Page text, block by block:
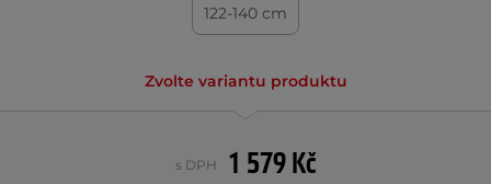
122-140 cm
Zvolte variantu produktu
1 579 Kč
s DPH